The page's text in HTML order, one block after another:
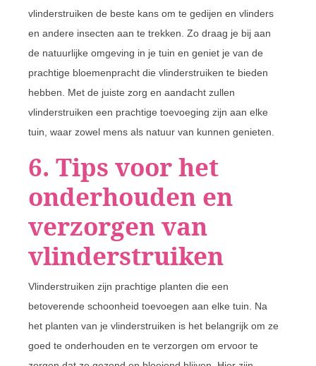
vlinderstruiken de beste kans om te gedijen en vlinders
en andere insecten aan te trekken. Zo draag je bij aan
de natuurlijke omgeving in je tuin en geniet je van de
prachtige bloemenpracht die vlinderstruiken te bieden
hebben. Met de juiste zorg en aandacht zullen
vlinderstruiken een prachtige toevoeging zijn aan elke
tuin, waar zowel mens als natuur van kunnen genieten.
6. Tips voor het
onderhouden en
verzorgen van
vlinderstruiken
Vlinderstruiken zijn prachtige planten die een
betoverende schoonheid toevoegen aan elke tuin. Na
het planten van je vlinderstruiken is het belangrijk om ze
goed te onderhouden en te verzorgen om ervoor te